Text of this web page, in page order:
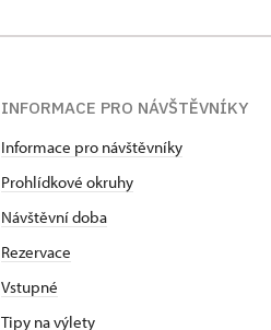
INFORMACE PRO NÁVŠTĚVNÍKY
Informace pro návštěvníky
Prohlídkové okruhy
Návštěvní doba
Rezervace
Vstupné
Tipy na výlety